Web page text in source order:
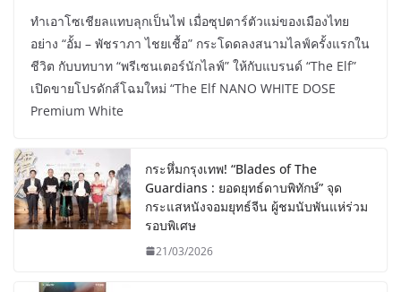
ทำเอาโซเชียลแทบลุกเป็นไฟ เมื่อซุปตาร์ตัวแม่ของเมืองไทย
อย่าง “อั้ม – พัชราภา ไชยเชื้อ” กระโดดลงสนามไลฟ์ครั้งแรกใน
ชีวิต กับบทบาท “พรีเซนเตอร์นักไลฟ์” ให้กับแบรนด์ “The Elf”
เปิดขายโปรดักส์โฉมใหม่ “The Elf NANO WHITE DOSE
Premium White
กระหึ่มกรุงเทพ! “Blades of The
Guardians : ยอดยุทธ์ดาบพิทักษ์” จุด
กระแสหนังจอมยุทธ์จีน ผู้ชมนับพันแห่ร่วม
รอบพิเศษ
21/03/2026